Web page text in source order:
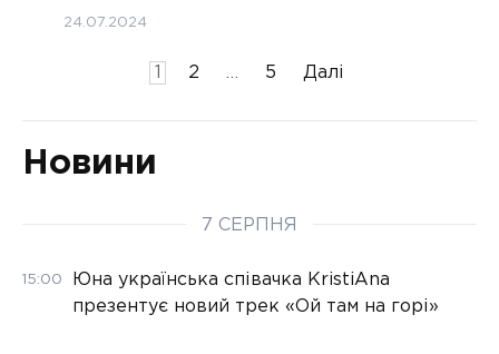
24.07.2024
2 … 5 Далі
Новини
7 СЕРПНЯ
15:00
Юна українська співачка KristiAna
презентує новий трек «Ой там на горі»